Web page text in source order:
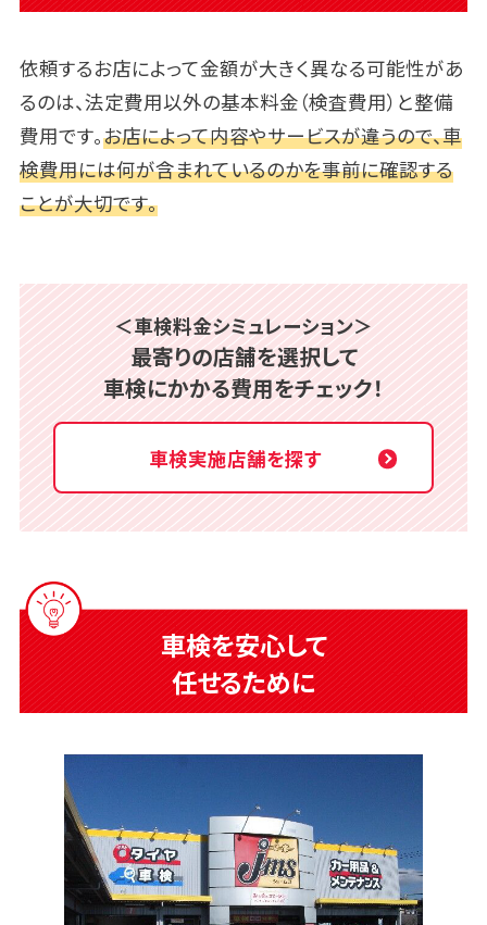
依頼するお店によって金額が大きく異なる可能性があ
るのは、法定費用以外の基本料金（検査費用）と整備
費用です。お店によって内容やサービスが違うので、車
検費用には何が含まれているのかを事前に確認する
ことが大切です。
＜車検料金シミュレーション＞
最寄りの店舗を選択して
車検にかかる費用をチェック！
車検実施店舗を探す
車検を安心して
任せるために